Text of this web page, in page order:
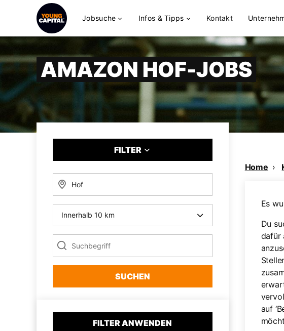
Jobsuche Infos & Tipps Kontakt
AMAZON HOF-JOBS
FILTER
SUCHEN
FILTER ANWENDEN
Home
Es
Du
dafür
auf